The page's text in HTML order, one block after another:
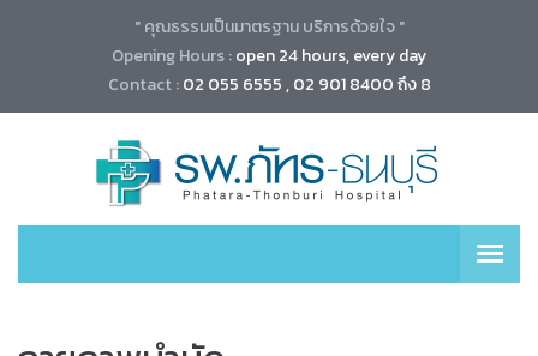
" คุณธรรมเป็นมาตรฐาน บริการด้วยใจ "
Opening Hours :open 24 hours, every day
Contact :02 055 6555 , 02 901 8400 ถึง 8